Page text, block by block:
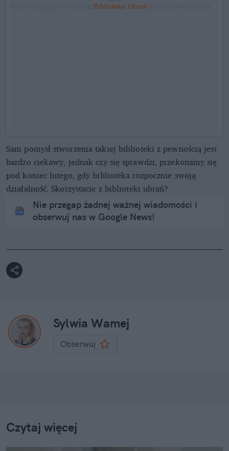
Biblioteka Ubrań
Sam pomysł stworzenia takiej biblioteki z pewnością jest
bardzo ciekawy, jednak czy się sprawdzi, przekonamy się
pod koniec lutego, gdy biblioteka rozpocznie swoją
działalność. Skorzystacie z biblioteki ubrań?
Nie przegap żadnej ważnej wiadomości i
obserwuj nas w Google News!
Sylwia Wamej
Obserwuj
Czytaj więcej